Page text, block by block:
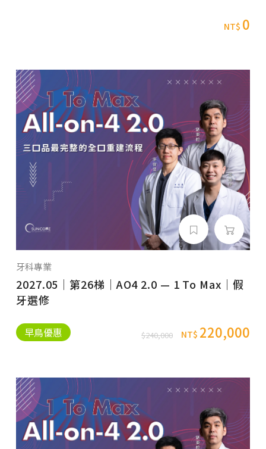
NT$ 0
牙科專業
2027.05｜第26梯｜AO4 2.0 — 1 To Max｜假
牙選修
早鳥優惠 $240,000 NT$ 220,000